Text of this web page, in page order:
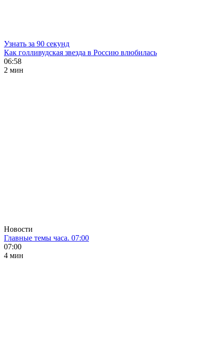
Узнать за 90 секунд
Как голливудская звезда в Россию влюбилась
06:58
2 мин
Новости
Главные темы часа. 07:00
07:00
4 мин